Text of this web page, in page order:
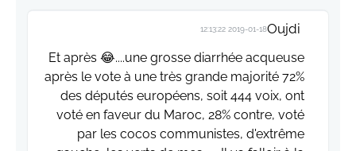
Oujdi
2019-01-18 12:13:22
Et après 😂....une grosse diarrhée acqueuse
après le vote à une très grande majorité 72%
des députés européens, soit 444 voix, ont
voté en faveur du Maroc, 28% contre, voté
par les cocos communistes, d'extrême